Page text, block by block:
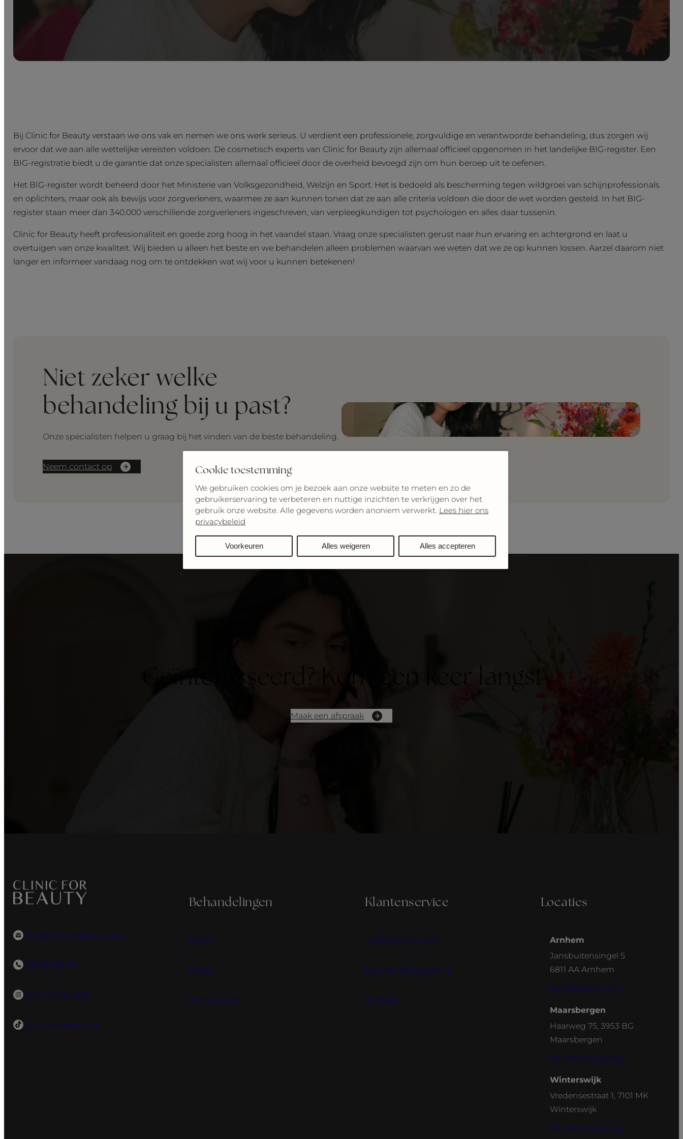
Bij Clinic for Beauty verstaan we ons vak en nemen we ons werk serieus. U verdient een professionele, zorgvuldige en verantwoorde behandeling, dus zorgen wij
ervoor dat we aan alle wettelijke vereisten voldoen. De cosmetisch experts van Clinic for Beauty zijn allemaal officieel opgenomen in het landelijke BIG-register. Een
BIG-registratie biedt u de garantie dat onze specialisten allemaal officieel door de overheid bevoegd zijn om hun beroep uit te oefenen.
Het BIG-register wordt beheerd door het Ministerie van Volksgezondheid, Welzijn en Sport. Het is bedoeld als bescherming tegen wildgroei van schijnprofessionals
en oplichters, maar ook als bewijs voor zorgverleners, waarmee ze aan kunnen tonen dat ze aan alle criteria voldoen die door de wet worden gesteld. In het BIG-
register staan meer dan 340.000 verschillende zorgverleners ingeschreven, van verpleegkundigen tot psychologen en alles daar tussenin.
Clinic for Beauty heeft professionaliteit en goede zorg hoog in het vaandel staan. Vraag onze specialisten gerust naar hun ervaring en achtergrond en laat u
overtuigen van onze kwaliteit. Wij bieden u alleen het beste en we behandelen alleen problemen waarvan we weten dat we ze op kunnen lossen. Aarzel daarom niet
langer en informeer vandaag nog om te ontdekken wat wij voor u kunnen betekenen!
Niet zeker welke
behandeling bij u past?
Onze specialisten helpen u graag bij het vinden van de beste behandeling.
Neem contact op
Geïnteresseerd? Kom een keer langs!
Maak een afspraak
info@clinicforbeauty.care
085 00 125 00
@clinicforbeauty
@clinicforbeauty.nl
Behandelingen
Botox
Fillers
Skinboosters
Klantenservice
Veelgestelde vragen
Klachtenbehandeling
Contact
Locaties
Arnhem
Jansbuitensingel 5
6811 AA Arnhem
Routebeschrijving
Maarsbergen
Haarweg 75, 3953 BG
Maarsbergen
Routebeschrijving
Winterswijk
Vredensestraat 1, 7101 MK
Winterswijk
Routebeschrijving
Cookie toestemming
We gebruiken cookies om je bezoek aan onze website te meten en zo de
gebruikerservaring te verbeteren en nuttige inzichten te verkrijgen over het
gebruik onze website. Alle gegevens worden anoniem verwerkt. Lees hier ons
privacybeleid
Voorkeuren Alles weigeren Alles accepteren